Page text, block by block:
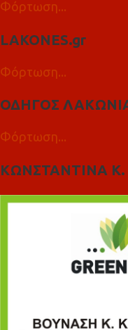
Φόρτωση...
LAKONES.gr
Φόρτωση...
ΟΔΗΓΟΣ
Φόρτωση...
ΚΩΝΣΤΑΝΤΙΝΑ